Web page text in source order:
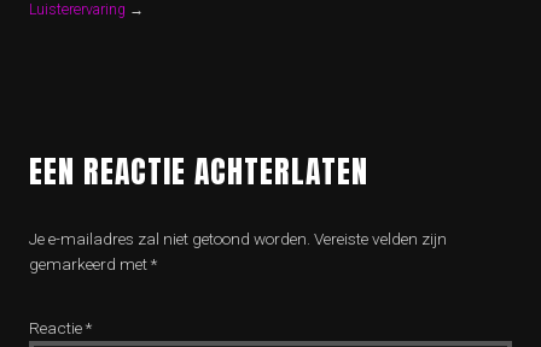
Luisterervaring →
EEN REACTIE ACHTERLATEN
Je e-mailadres zal niet getoond worden. Vereiste velden zijn
gemarkeerd met*
Reactie*